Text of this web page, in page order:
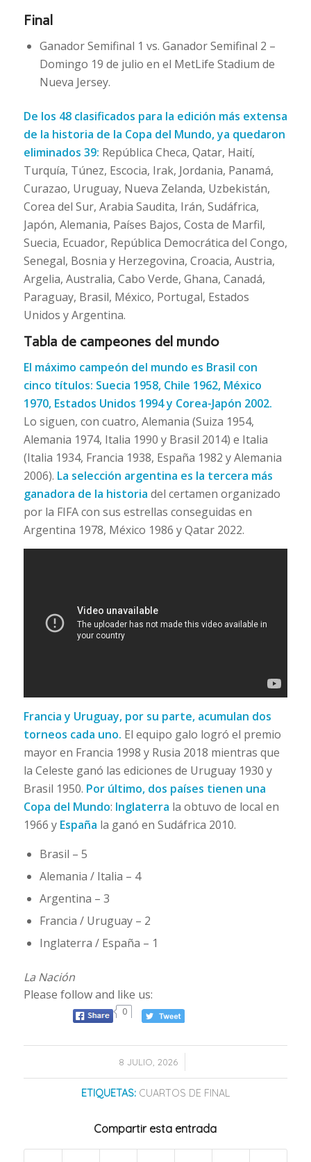
Final
Ganador Semifinal 1 vs. Ganador Semifinal 2 –
Domingo 19 de julio en el MetLife Stadium de
Nueva Jersey.
De los 48 clasificados para la edición más extensa
de la historia de la Copa del Mundo, ya quedaron
eliminados 39: República Checa, Qatar, Haití,
Turquía, Túnez, Escocia, Irak, Jordania, Panamá,
Curazao, Uruguay, Nueva Zelanda, Uzbekistán,
Corea del Sur, Arabia Saudita, Irán, Sudáfrica,
Japón, Alemania, Países Bajos, Costa de Marfil,
Suecia, Ecuador, República Democrática del Congo,
Senegal, Bosnia y Herzegovina, Croacia, Austria,
Argelia, Australia, Cabo Verde, Ghana, Canadá,
Paraguay, Brasil, México, Portugal, Estados
Unidos y Argentina.
Tabla de campeones del mundo
El máximo campeón del mundo es Brasil con
cinco títulos: Suecia 1958, Chile 1962, México
1970, Estados Unidos 1994 y Corea-Japón 2002.
Lo siguen, con cuatro, Alemania (Suiza 1954,
Alemania 1974, Italia 1990 y Brasil 2014) e Italia
(Italia 1934, Francia 1938, España 1982 y Alemania
2006). La selección argentina es la tercera más
ganadora de la historia del certamen organizado
por la FIFA con sus estrellas conseguidas en
Argentina 1978, México 1986 y Qatar 2022.
Francia y Uruguay, por su parte, acumulan dos
torneos cada uno. El equipo galo logró el premio
mayor en Francia 1998 y Rusia 2018 mientras que
la Celeste ganó las ediciones de Uruguay 1930 y
Brasil 1950. Por último, dos países tienen una
Copa del Mundo: Inglaterra la obtuvo de local en
1966 y España la ganó en Sudáfrica 2010.
Brasil – 5
Alemania / Italia – 4
Argentina – 3
Francia / Uruguay – 2
Inglaterra / España – 1
La Nación
Please follow and like us:
0
8 JULIO, 2026
ETIQUETAS: CUARTOS DE FINAL
Compartir esta entrada